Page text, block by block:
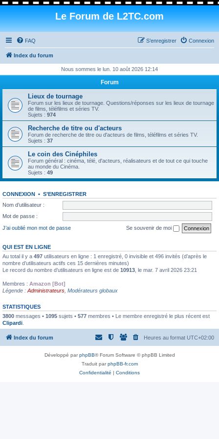
Le Forum de L2TC.com
FAQ Connexion
S’enregistrer
Index du forum
Nous sommes le lun. 10 août 2026 12:14
Forum
Lieux de tournage
Forum sur les lieux de tournage. Questions/réponses sur les lieux de tournage
de films, téléfilms et séries TV.
Sujets : 974
Recherche de titre ou d'acteurs
Forum de recherche de titre ou d'acteurs de films, téléfilms et séries TV.
Sujets : 37
Le coin des Cinéphiles
Forum général : cinéma, télé, d'acteurs, réalisateurs et de tout ce qui touche
au monde du Cinéma.
Sujets : 49
CONNEXION • S’ENREGISTRER
Nom d’utilisateur :
Mot de passe :
J’ai oublié mon mot de passe
Se souvenir de moi
QUI EST EN LIGNE
Au total il y a 497 utilisateurs en ligne : 1 enregistré, 0 invisible et 496 invités (d’après le
nombre d’utilisateurs actifs ces 15 dernières minutes)
Le record du nombre d’utilisateurs en ligne est de 10913 , le mar. 7 avril 2026 23:21
Membres : Amazon [Bot]
Légende : Administrateurs Modérateurs globaux
STATISTIQUES
3800 messages • 1095 sujets • 577 membres • Le membre enregistré le plus récent est
Clipardi
Index du forum Heures au format UTC+02:00
Développé parphpBB® Forum Software © phpBB Limited
Traduit parphpBB-fr.com
Confidentialité | Conditions